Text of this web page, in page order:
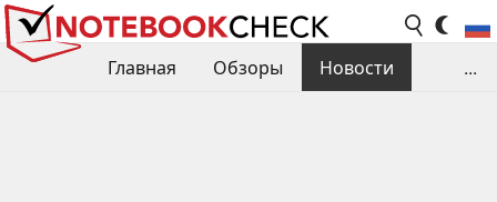
Главная Обзоры
Новости
...